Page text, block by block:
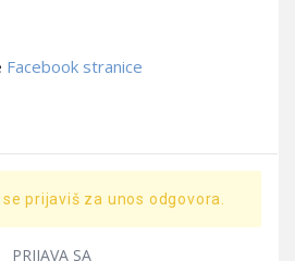
Facebook stranice
prijaviš za unos odgovora.
PRIJAVA SA